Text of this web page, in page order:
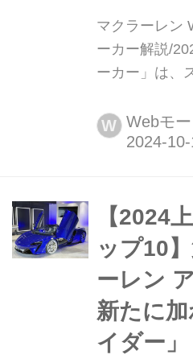
マクラーレン
ーカー解説/
ーカー」は、
を与えてくれ
では、国内外
だ。
W Webモ
【2024
ップ10
ーレン
新たに
イダー」